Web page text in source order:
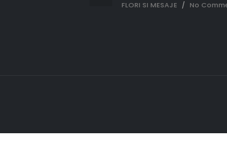
FLORI SI MESAJE / No